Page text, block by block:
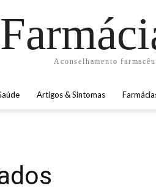
Aconselhamento
Artigos & Sintomas